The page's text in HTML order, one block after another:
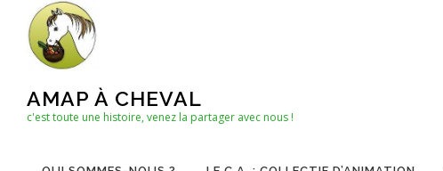
contenu
AMAP À CHEVAL
c'est toute une histoire, venez la partager avec nous !